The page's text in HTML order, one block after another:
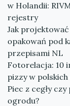
w Holandii:
rejestry
Jak
opakowań pod
przepisami NL
Fotorelacja: 10
pizzy w
Piec z cegły
ogrodu?